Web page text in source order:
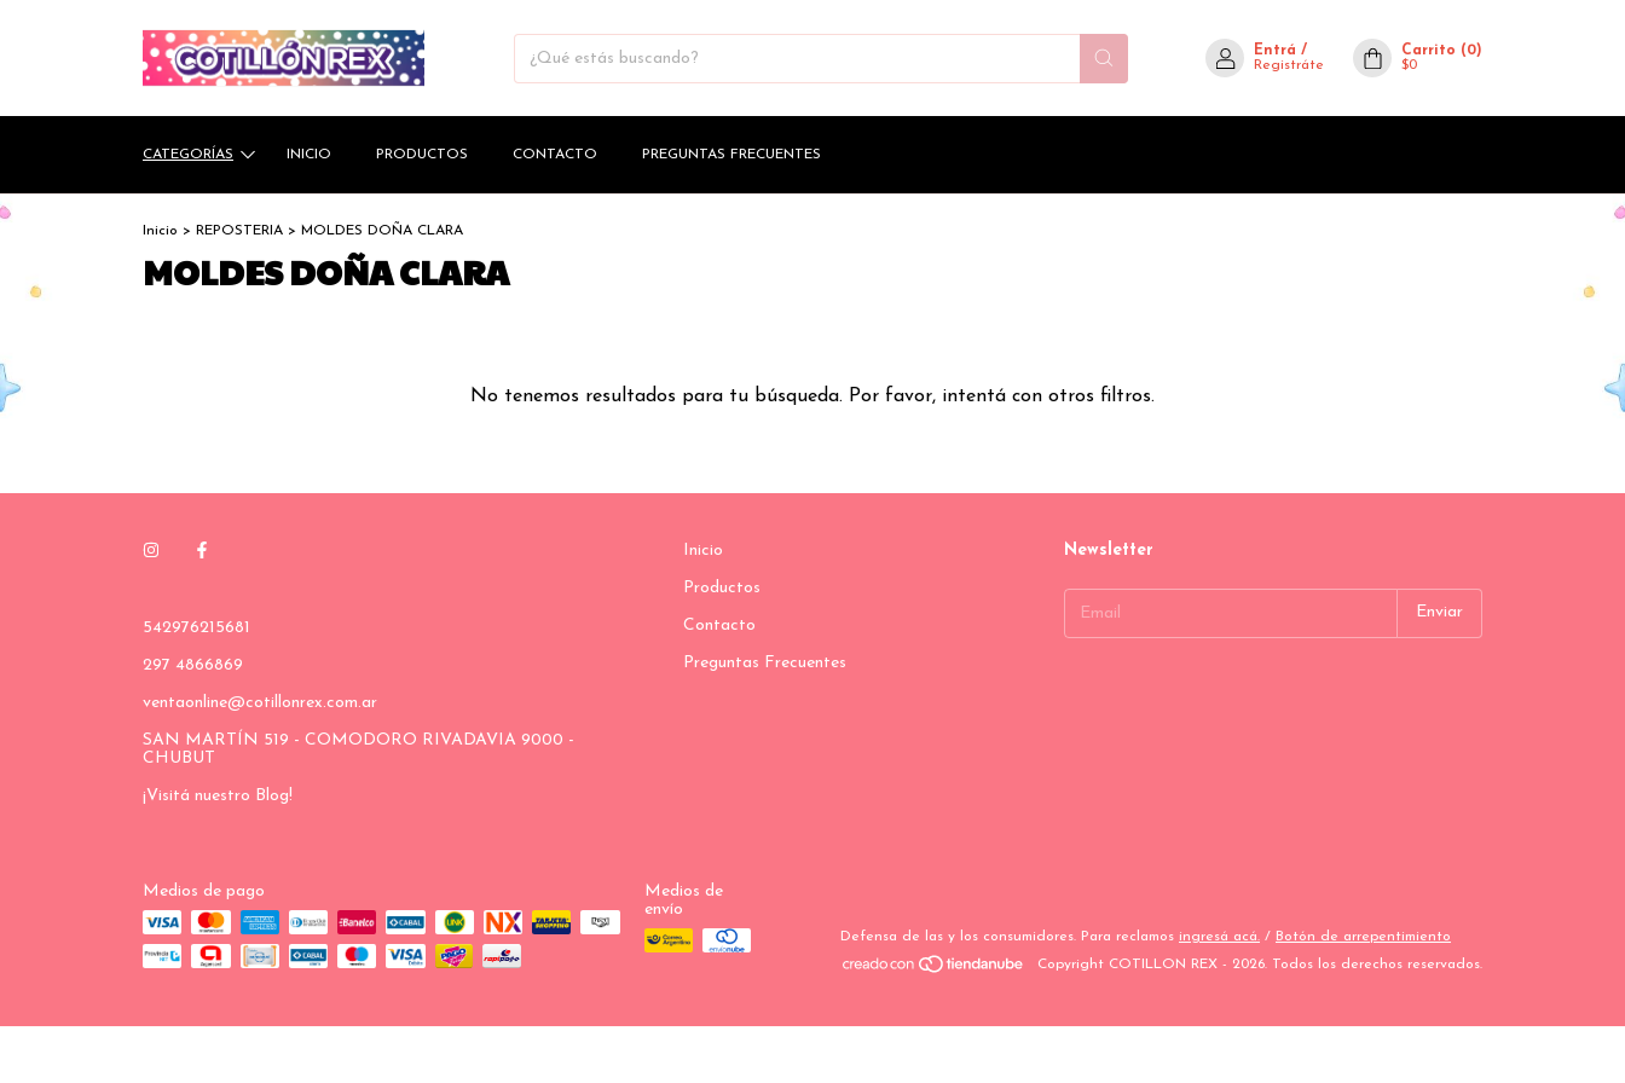
Entrá /
Registráte
Carrito (0)
$0
CATEGORÍAS INICIO PRODUCTOS CONTACTO PREGUNTAS FRECUENTES
Inicio > REPOSTERIA > MOLDES DOÑA CLARA
MOLDES DOÑA CLARA
No tenemos resultados para tu búsqueda. Por favor, intentá con otros filtros.
542976215681
297 4866869
ventaonline@cotillonrex.com.ar
SAN MARTÍN 519 - COMODORO RIVADAVIA 9000 -
CHUBUT
¡Visitá nuestro Blog!
Inicio
Productos
Contacto
Preguntas Frecuentes
Newsletter
Medios de pago
Medios de
envío
Defensa de las y los consumidores. Para reclamos ingresá acá. / Botón de arrepentimiento
Copyright COTILLON REX - 2026. Todos los derechos reservados.